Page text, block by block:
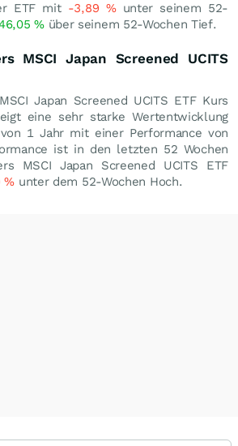
ETF mit -3,89 %unter seinem 52-
%über seinem 52-Wochen Tief.
MSCI Japan Screened UCITS
Japan Screened UCITS ETF Kurs
eine sehr starke Wertentwicklung
1 Jahr mit einer Performance von
ist in den letzten 52 Wochen
MSCI Japan Screened UCITS ETF
% unter dem 52-Wochen Hoch.